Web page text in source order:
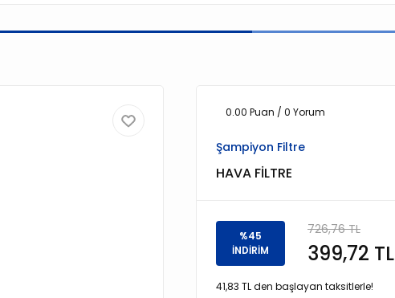
0.00 Puan / 0 Yorum
Şampiyon Filtre
HAVA FİLTRE
%45
İNDİRİM
726,76 TL
399,72 TL
41,83 TL den başlayan taksitlerle!